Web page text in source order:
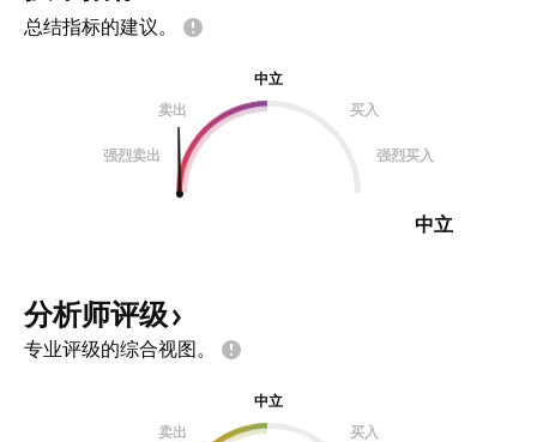
总结指标的建议。
中立
卖出
买入
强烈卖出 强烈买入
中立
分析师评级
专业评级的综合视图。
中立
卖出
买入